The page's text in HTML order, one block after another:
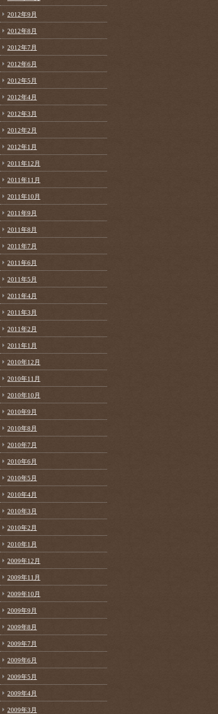
2012年9月
2012年8月
2012年7月
2012年6月
2012年5月
2012年4月
2012年3月
2012年2月
2012年1月
2011年12月
2011年11月
2011年10月
2011年9月
2011年8月
2011年7月
2011年6月
2011年5月
2011年4月
2011年3月
2011年2月
2011年1月
2010年12月
2010年11月
2010年10月
2010年9月
2010年8月
2010年7月
2010年6月
2010年5月
2010年4月
2010年3月
2010年2月
2010年1月
2009年12月
2009年11月
2009年10月
2009年9月
2009年8月
2009年7月
2009年6月
2009年5月
2009年4月
2009年3月